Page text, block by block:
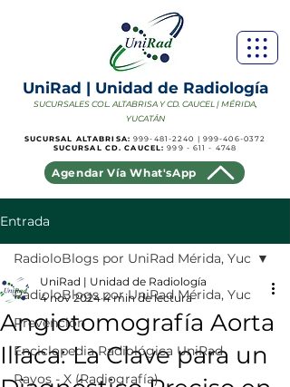
SUCURSAL ALTABRISA:999-481-2240 | 999-406-0372
SUCURSAL CD. CAUCEL:999 - 611 - 4748
UniRad | Unidad de Radiología
SUCURSALES COL. ALTABRISA Y CD. CAUCEL | MÉRIDA,
YUCATÁN
Agendar Vía What'sApp
Entrada
RadioloBlogs por UniRad Mérida, Yuc
Prevención
Enciclopedia Radiológica UniRad
Rayos - X (Radiografía)
RadioloBlogs por UniRad Mérida, Yuc
Angiotomografía Aorta
Ilíaca: La Clave para un
UniRad | Unidad de Radiología
4 nov 2024 4 min de lectura